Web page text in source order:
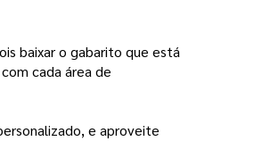
baixar o gabarito que está
cada área de
e aproveite